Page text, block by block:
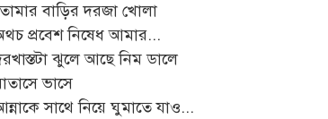
বাড়ির দরজা খোলা
প্রবেশ নিষেধ আমার...
ঝুলে আছে নিম ডালে
ভাসে
সাথে নিয়ে ঘুমাতে যাও...